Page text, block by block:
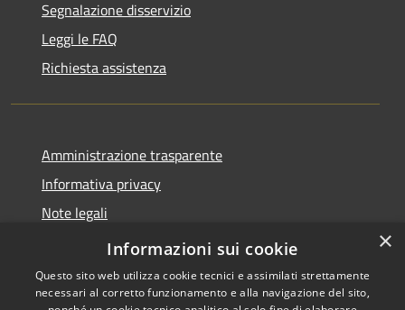
Segnalazione disservizio
Leggi le FAQ
Richiesta assistenza
Amministrazione trasparente
Informativa privacy
Note legali
Dichiarazione di accessibilità
×
Informazioni sui cookie
Questo sito web utilizza cookie tecnici e assimilati strettamente
necessari al corretto funzionamento e alla navigazione del sito,